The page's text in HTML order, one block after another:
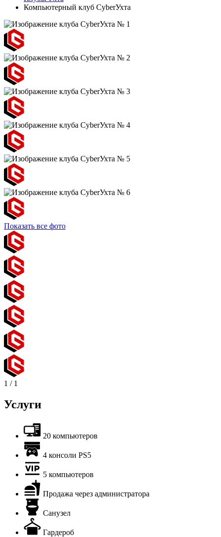
Компьютерный клуб CyberУхта
Показать все фото
1 / 1
Услуги
20 компьютеров
4 консоли PS5
5 компьютеров
Продажа через администратора
Санузел
Гардероб